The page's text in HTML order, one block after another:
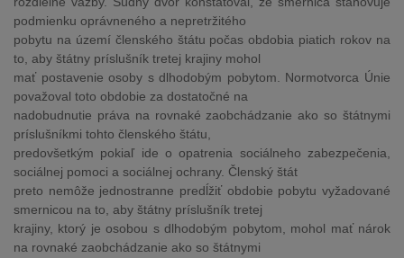
podmienku oprávneného a nepretržitého
pobytu na území členského štátu počas obdobia piatich rokov na
to, aby štátny príslušník tretej krajiny mohol
mať postavenie osoby s dlhodobým pobytom. Normotvorca Únie
považoval toto obdobie za dostatočné na
nadobudnutie práva na rovnaké zaobchádzanie ako so štátnymi
príslušníkmi tohto členského štátu,
predovšetkým pokiaľ ide o opatrenia sociálneho zabezpečenia,
sociálnej pomoci a sociálnej ochrany. Členský štát
preto nemôže jednostranne predĺžiť obdobie pobytu vyžadované
smernicou na to, aby štátny príslušník tretej
krajiny, ktorý je osobou s dlhodobým pobytom, mohol mať nárok
na rovnaké zaobchádzanie ako so štátnymi